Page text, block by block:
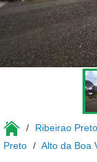
Ribeirao Preto
Preto
Alto da Boa